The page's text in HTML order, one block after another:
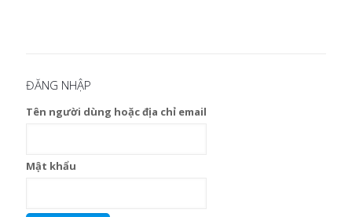
ĐĂNG NHẬP
Tên người dùng hoặc địa chỉ email
Mật khẩu